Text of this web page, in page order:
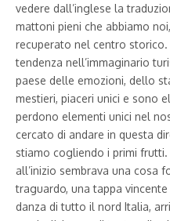
vedere dall’inglese la
mattoni pieni che abbiamo
recuperato nel centro storico.
tendenza nell’immaginario
paese delle emozioni, dello
mestieri, piaceri unici e sono
perdono elementi unici nel
cercato di andare in questa
stiamo cogliendo i primi
all’inizio sembrava una cosa
traguardo, una tappa
danza di tutto il nord Italia,